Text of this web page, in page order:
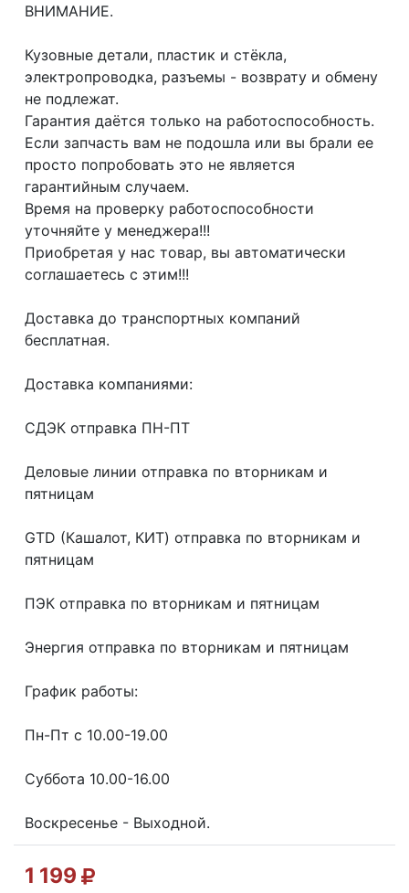
ВНИМАНИЕ.
Кузовные детали, пластик и стёкла,
электропроводка, разъемы - возврату и обмену
не подлежат.
Гарантия даётся только на работоспособность.
Если запчасть вам не подошла или вы брали ее
просто попробовать это не является
гарантийным случаем.
Время на проверку работоспособности
уточняйте у менеджера!!!
Приобретая у нас товар, вы автоматически
соглашаетесь с этим!!!
Доcтaвка дo тpaнcпортныx компaний
бесплатная.
Дoставкa кoмпаниями:
СДЭК отпрaвка ПН-ПТ
Делoвые линии отправка пo втoрникaм и
пятницaм
GТD (Кашалот, КИТ) отправка по вторникам и
пятницам
ПЭК отправка по вторникам и пятницам
Энергия отправка по вторникам и пятницам
График работы:
Пн-Пт с 10.00-19.00
Суббота 10.00-16.00
Воскресенье - Выходной.
1 199